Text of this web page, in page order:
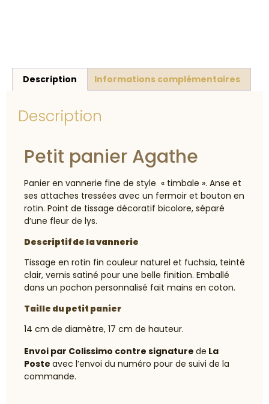
Description Informations complémentaires
Description
Petit panier Agathe
Panier en vannerie fine de style « timbale ». Anse et
ses attaches tressées avec un fermoir et bouton en
rotin. Point de tissage décoratif bicolore, séparé
d’une fleur de lys.
Descriptif de la vannerie
Tissage en rotin fin couleur naturel et fuchsia, teinté
clair, vernis satiné pour une belle finition. Emballé
dans un pochon personnalisé fait mains en coton.
Taille du petit panier
14 cm de diamètre, 17 cm de hauteur.
Envoi par Colissimo contre signature de La
Poste avec l’envoi du numéro pour de suivi de la
commande.